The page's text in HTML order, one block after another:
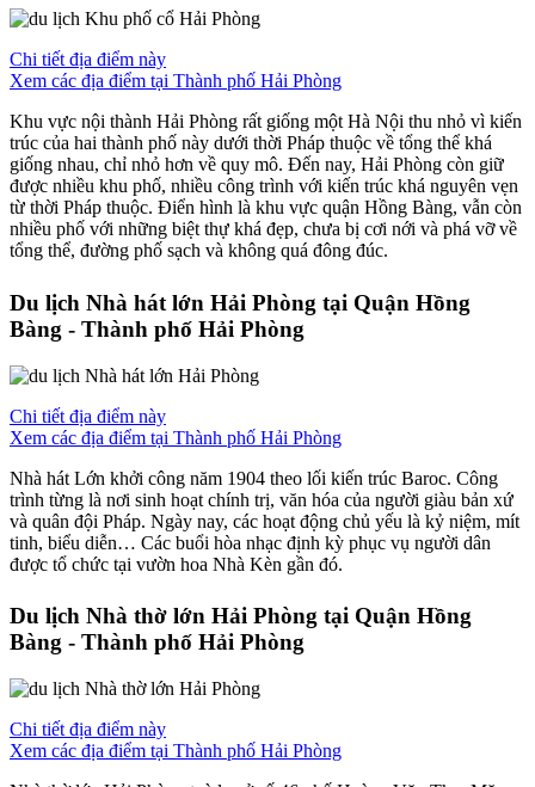
Chi tiết địa điểm này
Xem các địa điểm tại Thành phố Hải Phòng
Khu vực nội thành Hải Phòng rất giống một Hà Nội thu nhỏ vì kiến
trúc của hai thành phố này dưới thời Pháp thuộc về tổng thể khá
giống nhau, chỉ nhỏ hơn về quy mô. Đến nay, Hải Phòng còn giữ
được nhiều khu phố, nhiều công trình với kiến trúc khá nguyên vẹn
từ thời Pháp thuộc. Điển hình là khu vực quận Hồng Bàng, vẫn còn
nhiều phố với những biệt thự khá đẹp, chưa bị cơi nới và phá vỡ về
tổng thể, đường phố sạch và không quá đông đúc.
Du lịch Nhà hát lớn Hải Phòng tại Quận Hồng
Bàng - Thành phố Hải Phòng
Chi tiết địa điểm này
Xem các địa điểm tại Thành phố Hải Phòng
Nhà hát Lớn khởi công năm 1904 theo lối kiến trúc Baroc. Công
trình từng là nơi sinh hoạt chính trị, văn hóa của người giàu bản xứ
và quân đội Pháp. Ngày nay, các hoạt động chủ yếu là kỷ niệm, mít
tinh, biểu diễn… Các buổi hòa nhạc định kỳ phục vụ người dân
được tổ chức tại vườn hoa Nhà Kèn gần đó.
Du lịch Nhà thờ lớn Hải Phòng tại Quận Hồng
Bàng - Thành phố Hải Phòng
Chi tiết địa điểm này
Xem các địa điểm tại Thành phố Hải Phòng